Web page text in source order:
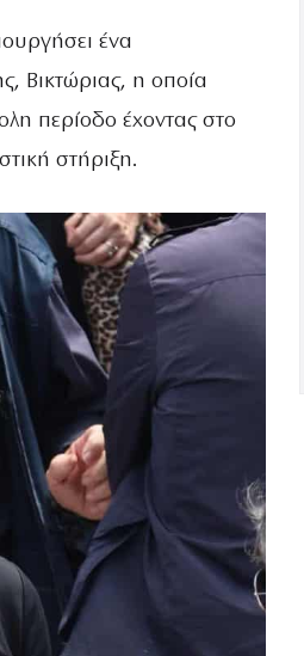
ένα
Βικτώριας, η οποία
περίοδο έχοντας στο
στήριξη.